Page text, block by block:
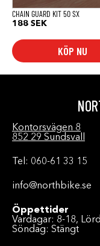
CHAIN GUARD KIT 50 SX
188 SEK
KÖP NU
Kontorsvägen 8
852 29 Sundsvall
Tel: 060-61 33 15
info@northbike.se
Öppettider
Vardagar: 8-18,
Söndag: Stängt